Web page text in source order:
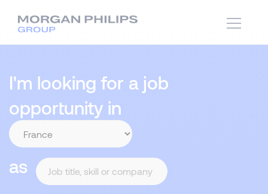
I'm looking for a job
opportunity in
as